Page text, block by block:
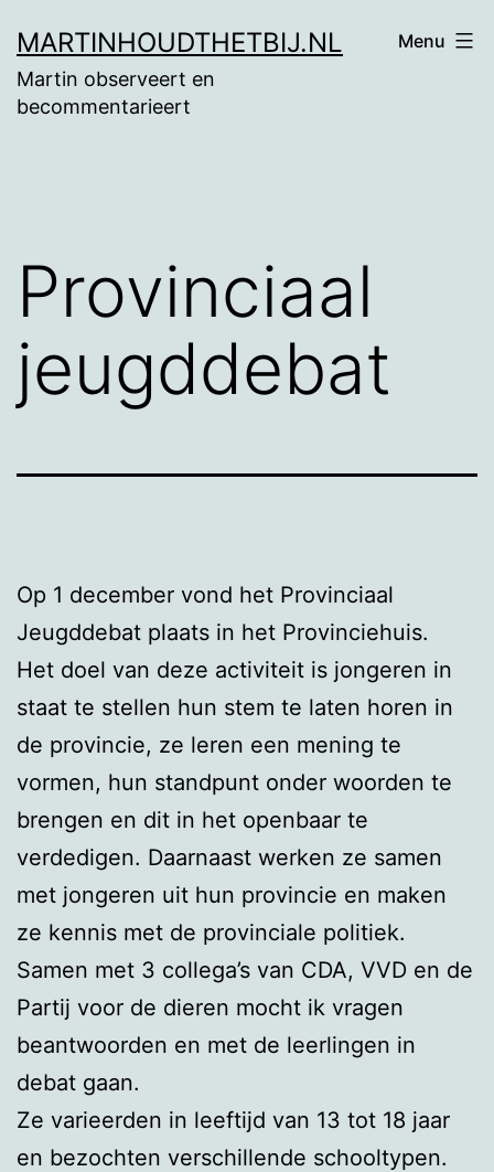
naar
de
MARTINHOUDTHETBIJ.NL
Martin observeert en
becommentarieert
Menu
Provinciaal
jeugddebat
Op 1 december vond het Provinciaal
Jeugddebat plaats in het Provinciehuis.
Het doel van deze activiteit is jongeren in
staat te stellen hun stem te laten horen in
de provincie, ze leren een mening te
vormen, hun standpunt onder woorden te
brengen en dit in het openbaar te
verdedigen. Daarnaast werken ze samen
met jongeren uit hun provincie en maken
ze kennis met de provinciale politiek.
Samen met 3 collega’s van CDA, VVD en de
Partij voor de dieren mocht ik vragen
beantwoorden en met de leerlingen in
debat gaan.
Ze varieerden in leeftijd van 13 tot 18 jaar
en bezochten verschillende schooltypen.